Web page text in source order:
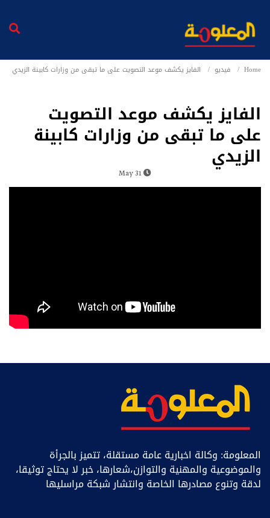
Home فيديو الفايز يكشف موعد التصويت على ما تبقى من وزارات كابينة الزيدي
الفايز يكشف موعد التصويت
على ما تبقى من وزارات كابينة
الزيدي
المعلومة: وكالة اخبارية عامة مستقلة، تتميز بالجرأة
والموضوعية والمهنية والتوازن،شعارها، خبر ﻻ يحتاج توثيقا،
لدقة وتنوع مصادرها الخاصة وانتشار شبكة مراسليها